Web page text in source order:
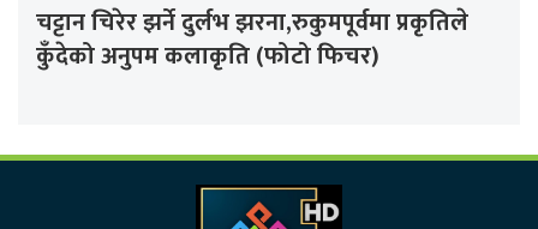
चट्टान चिरेर झर्ने दुर्लभ झरना,रुकुमपूर्वमा प्रकृतिले
कुँदेको अनुपम कलाकृति (फोटो फिचर)